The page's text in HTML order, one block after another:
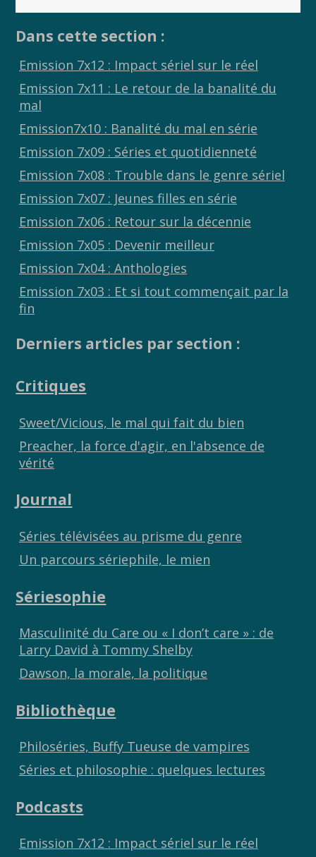
o
o
k
Li
n
k
er
Dans cette section :
Emission 7x12 : Impact sériel sur le réel
Emission 7x11 : Le retour de la banalité du
mal
Emission7x10 : Banalité du mal en série
Emission 7x09 : Séries et quotidienneté
Emission 7x08 : Trouble dans le genre sériel
Emission 7x07 : Jeunes filles en série
Emission 7x06 : Retour sur la décennie
Emission 7x05 : Devenir meilleur
Emission 7x04 : Anthologies
Emission 7x03 : Et si tout commençait par la
fin
Derniers articles par section :
Critiques
Sweet/Vicious, le mal qui fait du bien
Preacher, la force d'agir, en l'absence de
vérité
Journal
Séries télévisées au prisme du genre
Un parcours sériephile, le mien
Sériesophie
Masculinité du Care ou « I don’t care » : de
Larry David à Tommy Shelby
Dawson, la morale, la politique
Bibliothèque
Philoséries, Buffy Tueuse de vampires
Séries et philosophie : quelques lectures
Podcasts
Emission 7x12 : Impact sériel sur le réel